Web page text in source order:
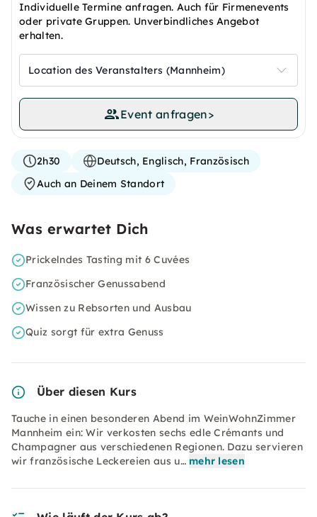
Individuelle Termine anfragen. Auch für Firmenevents
oder private Gruppen. Unverbindliches Angebot
erhalten.
Location des Veranstalters (Mannheim)
Event anfragen>
2h30
Deutsch, Englisch, Französisch
Auch an Deinem Standort
Was erwartet Dich
Prickelndes Tasting mit 6 Cuvées
Französischer Genussabend
Wissen zu Rebsorten und Ausbau
Quiz sorgt für extra Genuss
Über diesen Kurs
Tauche in einen besonderen Abend im WeinWohnZimmer
Mannheim ein: Wir verkosten sechs edle Crémants und
Champagner aus verschiedenen Regionen. Dazu servieren
wir französische Leckereien aus u… mehr lesen